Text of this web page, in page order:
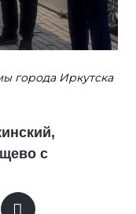
города Иркутска
с